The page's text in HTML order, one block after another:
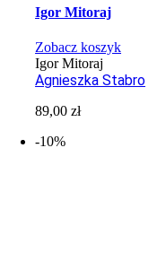
Igor Mitoraj
Zobacz koszyk
Igor Mitoraj
Agnieszka Stabro
89,00zł
-10%